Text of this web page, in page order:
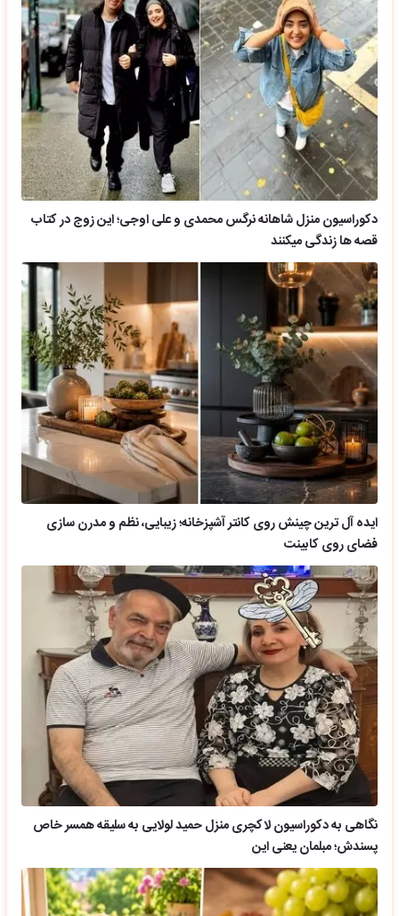
دکوراسیون منزل شاهانه نرگس محمدی و علی اوجی؛ این زوج در کتاب
قصه ها زندگی میکنند
ایده آل ترین چینش روی کانتر آشپزخانه؛ زیبایی، نظم و مدرن سازی
فضای روی کابینت
نگاهی به دکوراسیون لاکچری منزل حمید لولایی به سلیقه همسر خاص
پسندش؛ مبلمان یعنی این